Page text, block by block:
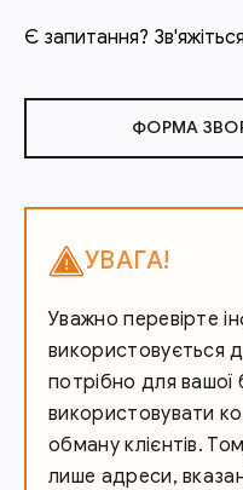
Є запитання?
ФОРМА
УВАГА!
Уважно перевірте
використовується
потрібно для
використовувати
обману клієнтів.
лише адреси,